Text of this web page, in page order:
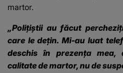
martor.
„Poliţiştii au făcut
care le deţin. Mi-au luat
deschis în prezenţa mea,
calitate de martor, nu de